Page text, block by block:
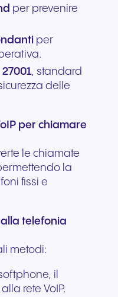
per prevenire
per
, standard
delle
per chiamare
le chiamate
la
fissi e
telefonia
metodi:
il
rete VoIP.